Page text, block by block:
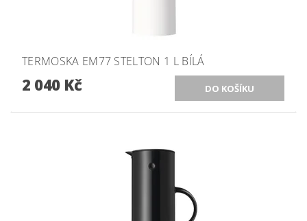
TERMOSKA EM77 STELTON 1 L BÍLÁ
2 040 Kč